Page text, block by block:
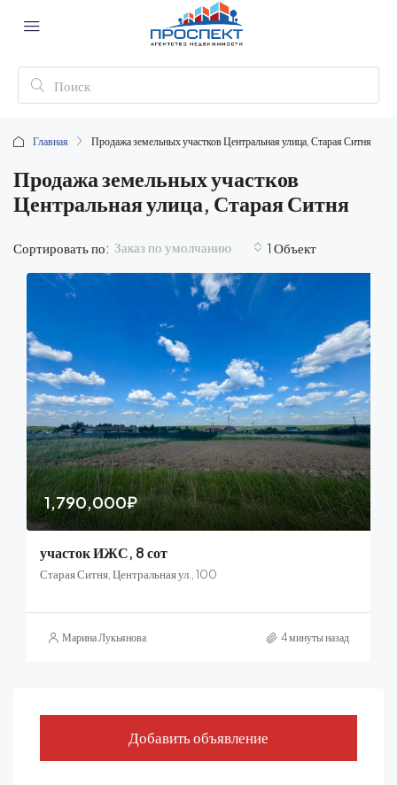
Главная Продажа земельных участков Центральная улица, Старая Ситня
Продажа земельных участков
Центральная улица, Старая Ситня
1 Объект
Сортировать по: Заказ по умолчанию
1,790,000₽
участок ИЖС, 8 сот
Старая Ситня, Центральная ул., 100
Марина Лукьянова 4 минуты назад
Добавить объявление